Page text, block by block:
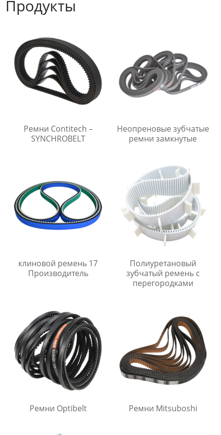
Продукты
Ремни Contitech –
SYNCHROBELT
Неопреновые зубчатые
ремни замкнутые
клиновой ремень 17
Производитель
Полиуретановый
зубчатый ремень с
перегородками
Ремни Optibelt Ремни Mitsuboshi